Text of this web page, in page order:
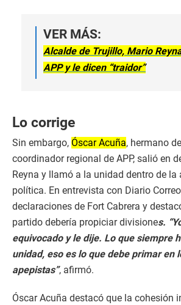
VER MÁS:
Alcalde de Trujillo, Mario
APP y le dicen “traidor”
Lo corrige
Sin embargo, Óscar Acuña, hermano
coordinador regional de APP, salió en
Reyna y llamó a la unidad dentro de la
política. En entrevista con Diario
declaraciones de Fort Cabrera y
partido debería propiciar divisiones.
equivocado y le dije. Lo que siempre
unidad, eso es lo que debe primar en
apepistas”, afirmó.
Óscar Acuña destacó que la cohesión